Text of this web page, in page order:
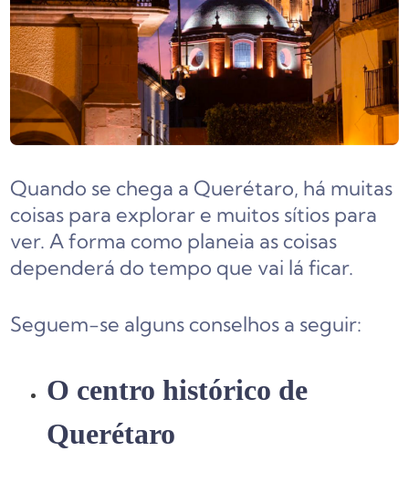
Quando se chega a Querétaro, há muitas
coisas para explorar e muitos sítios para
ver. A forma como planeia as coisas
dependerá do tempo que vai lá ficar.
Seguem-se alguns conselhos a seguir:
O centro histórico de
Querétaro